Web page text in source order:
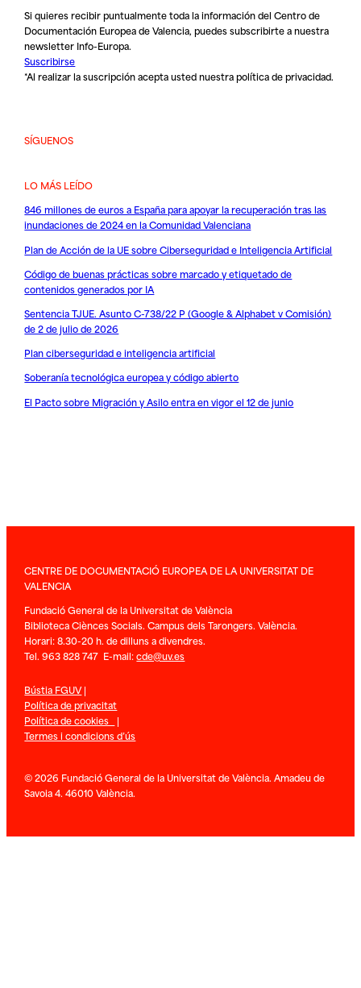
Si quieres recibir puntualmente toda la información del Centro de
Documentación Europea de Valencia, puedes subscribirte a nuestra
newsletter Info-Europa.
Suscribirse
*Al realizar la suscripción acepta usted nuestrapolítica de privacidad.
SÍGUENOS
LO MÁS LEÍDO
846 millones de euros a España para apoyar la recuperación tras las
inundaciones de 2024 en la Comunidad Valenciana
Plan de Acción de la UE sobre Ciberseguridad e Inteligencia Artificial
Código de buenas prácticas sobre marcado y etiquetado de
contenidos generados por IA
Sentencia TJUE. Asunto C-738/22 P (Google & Alphabet v Comisión)
de 2 de julio de 2026
Plan ciberseguridad e inteligencia artificial
Soberanía tecnológica europea y código abierto
El Pacto sobre Migración y Asilo entra en vigor el 12 de junio
CENTRE DE DOCUMENTACIÓ EUROPEA DE LA UNIVERSITAT DE
VALENCIA
Fundació General de la Universitat de València
Biblioteca Ciènces Socials. Campus dels Tarongers. València.
Horari: 8.30-20 h. de dilluns a divendres.
Tel. 963 828 747 E-mail:cde@uv.es
Bústia FGUV|
Política de privacitat
Política de cookies |
Termes i condicions d’ús
© 2026 Fundació General de la Universitat de València. Amadeu de
Savoia 4. 46010 València.